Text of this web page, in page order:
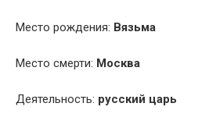
Место рождения: Вязьма
Место смерти: Москва
Деятельность: русский царь